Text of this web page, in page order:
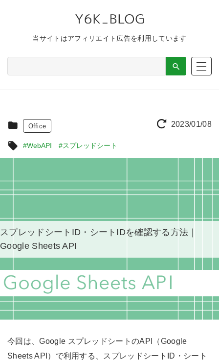
当サイトはアフィリエイト広告を利用しています
2023/01/08
Office
#WebAPI #スプレッドシート
スプレッドシートID・シートIDを確認する方法｜
Google Sheets API
今回は、Google スプレッドシートのAPI（Google
Sheets API）で利用する、スプレッドシートID・シート